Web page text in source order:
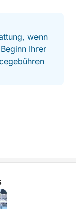
wenn
Ihrer